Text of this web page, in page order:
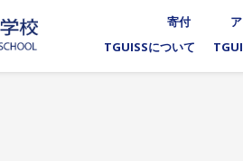
寄付
TGUISSについて